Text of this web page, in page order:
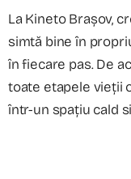
La Kineto Brașov,
simtă bine în
în fiecare pas. De
toate etapele vieții
într-un spațiu cald